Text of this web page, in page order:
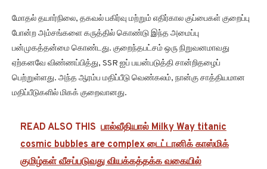
மோதல் தயார்நிலை, தகவல் பகிர்வு மற்றும் எதிர்கால குப்பைகள் குறைப்பு
போன்ற அம்சங்களை கருத்தில் கொண்டு இந்த அமைப்பு
பன்முகத்தன்மை கொண்டது. குறைந்தபட்சம் ஒரு நிறுவனமாவது
ஏற்கனவே விண்ணப்பித்து, SSR ஐப் பயன்படுத்தி சான்றிதழைப்
பெற்றுள்ளது. அந்த ஆரம்ப மதிப்பீடு வெண்கலம், நான்கு சாத்தியமான
மதிப்பீடுகளில் மிகக் குறைவானது.
READ ALSO THIS பால்வீதியால் Milky Way titanic
cosmic bubbles are complex டைட்டானிக் காஸ்மிக்
குமிழ்கள் வீசப்படுவது வியக்கத்தக்க வகையில்